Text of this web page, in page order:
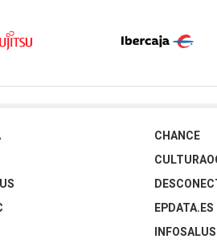
CHANCE
EPDATA.ES
INFOSALUS